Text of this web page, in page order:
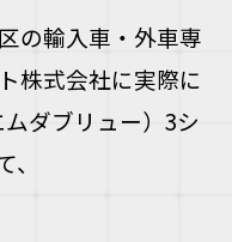
の輸入車・外車専
株式会社に実際に
ダブリュー）3シ